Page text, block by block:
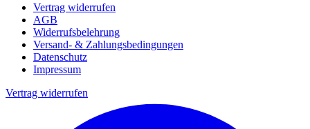
Vertrag widerrufen
AGB
Widerrufsbelehrung
Versand- & Zahlungsbedingungen
Datenschutz
Impressum
Vertrag widerrufen